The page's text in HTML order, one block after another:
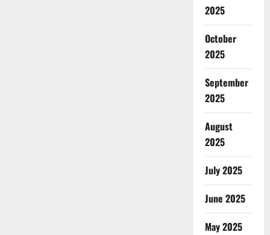
2025
October
2025
September
2025
August
2025
July 2025
June 2025
May 2025